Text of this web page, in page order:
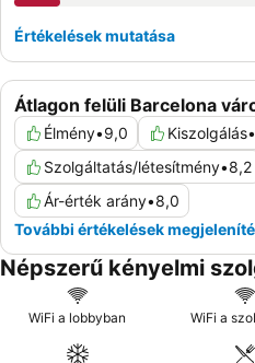
Átlagon felüli Barcelona
Élmény•9,0 Kiszolgálás•
Szolgáltatás/létesítmény•8,2
Ár-érték arány•8,0
További értékelések
Értékelések mutatása
Népszerű kényelmi
WiFi a lobbyban WiFi a